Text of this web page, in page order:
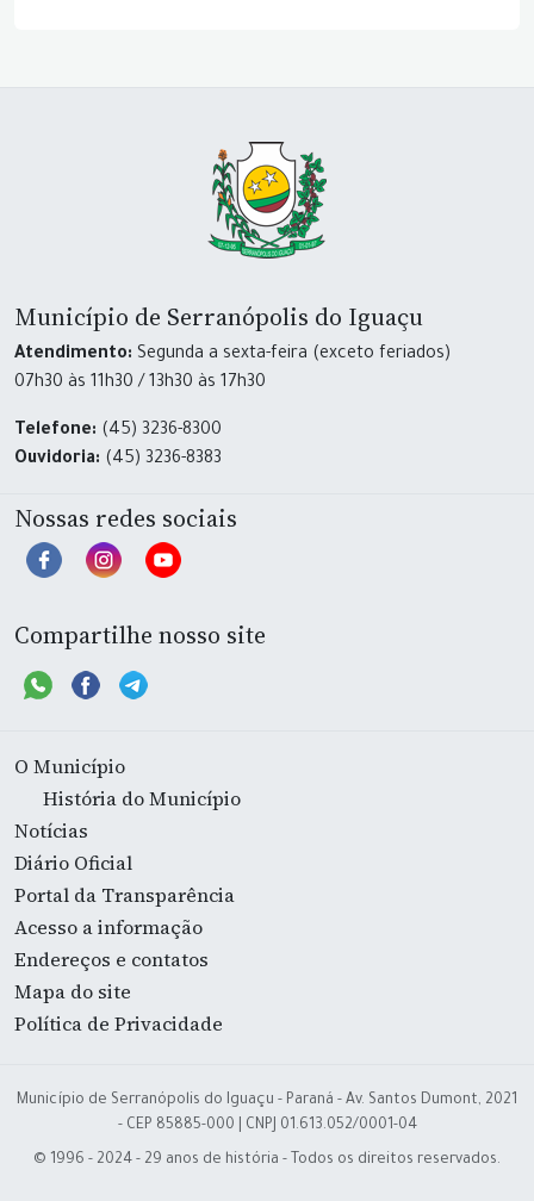
Município de Serranópolis do Iguaçu
Atendimento: Segunda a sexta-feira (exceto feriados)
07h30 às 11h30 / 13h30 às 17h30
Telefone: (45) 3236-8300
Ouvidoria: (45) 3236-8383
Nossas redes sociais
Compartilhe nosso site
O Município
História do Município
Notícias
Diário Oficial
Portal da Transparência
Acesso a informação
Endereços e contatos
Mapa do site
Política de Privacidade
Município de Serranópolis do Iguaçu - Paraná - Av. Santos Dumont, 2021
- CEP 85885-000 | CNPJ 01.613.052/0001-04
© 1996 - 2024 - 29 anos de história - Todos os direitos reservados.